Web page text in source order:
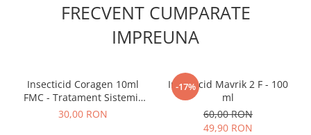
Surubelnite
Produse Zootehnie
FRECVENT CUMPARATE
IMPREUNA
Insecticid Coragen 10ml
FMC - Tratament Sistemic
Profesional pentru Legume
30,00 RON
-17%
Insecticid Mavrik 2 F - 100
ml
60,00 RON
49,90 RON